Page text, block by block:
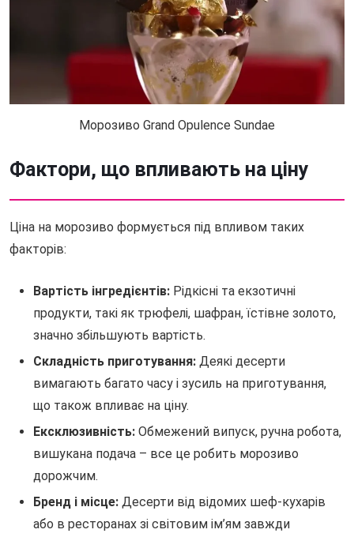
Морозиво Grand Opulence Sundae
Фактори, що впливають на ціну
Ціна на морозиво формується під впливом таких
факторів:
Вартість інгредієнтів: Рідкісні та екзотичні
продукти, такі як трюфелі, шафран, їстівне золото,
значно збільшують вартість.
Складність приготування: Деякі десерти
вимагають багато часу і зусиль на приготування,
що також впливає на ціну.
Ексклюзивність: Обмежений випуск, ручна робота,
вишукана подача – все це робить морозиво
дорожчим.
Бренд і місце: Десерти від відомих шеф-кухарів
або в ресторанах зі світовим ім’ям завжди